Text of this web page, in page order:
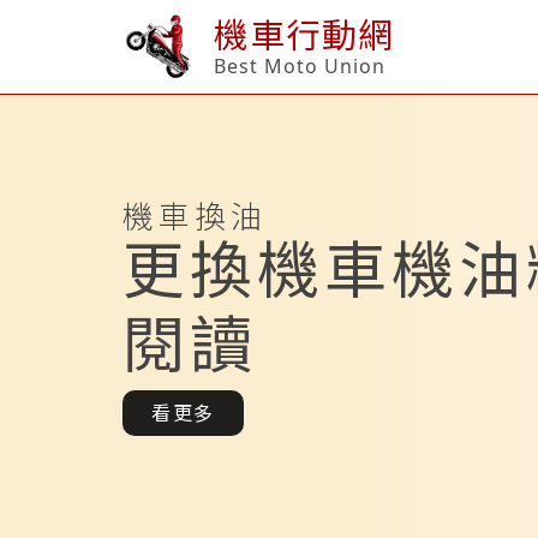
機車行動網
Best Moto Union
機車換油
更換機車機
閱讀
看更多